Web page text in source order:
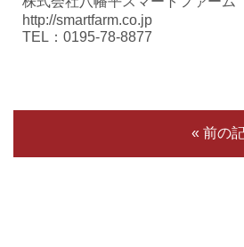
http://smartfarm.co.jp
TEL：0195-78-8877
« 前の